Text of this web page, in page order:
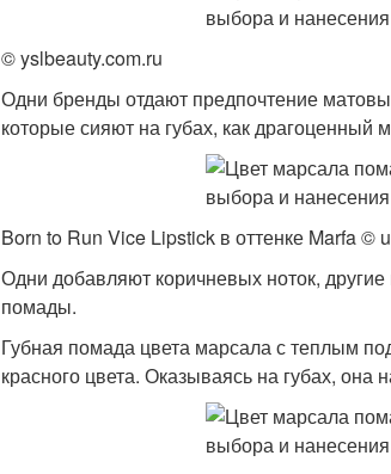
© yslbeauty.com.ru
Одни бренды отдают предпочтение
которые сияют на губах, как драгоценный
Born to Run Vice Lipstick в оттенке Marfa ©
Одни добавляют коричневых ноток,
помады.
Губная помада цвета марсала с теплым
красного цвета. Оказываясь на губах,